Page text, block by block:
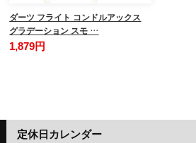
ダーツ フライト コンドルアックス
グラデーション スモ …
1,879円
定休日カレンダー